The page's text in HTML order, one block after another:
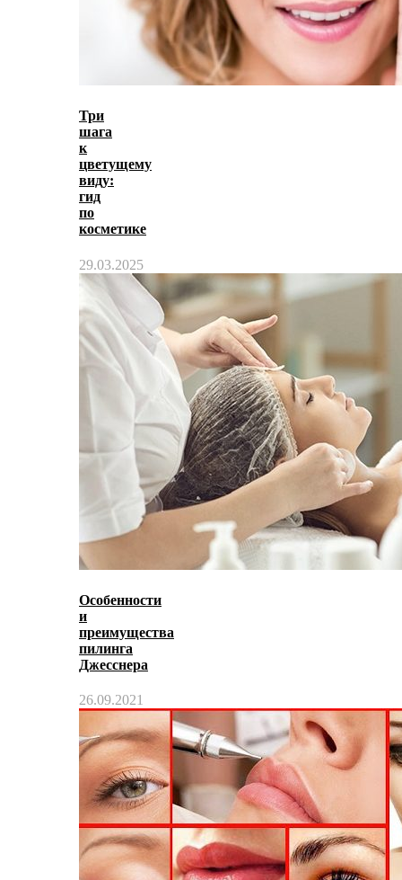
Три
шага
к
цветущему
виду:
гид
по
косметике
29.03.2025
Особенности
и
преимущества
пилинга
Джесснера
26.09.2021